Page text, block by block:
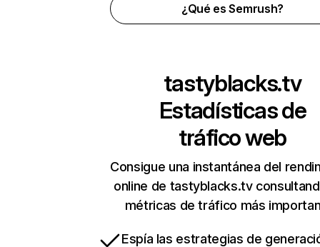
¿Qué es Semrush?
tastyblacks.tv
Estadísticas de
tráfico web
Consigue una instantánea del
online de tastyblacks.tv
métricas de tráfico más
Espía las estrategias de